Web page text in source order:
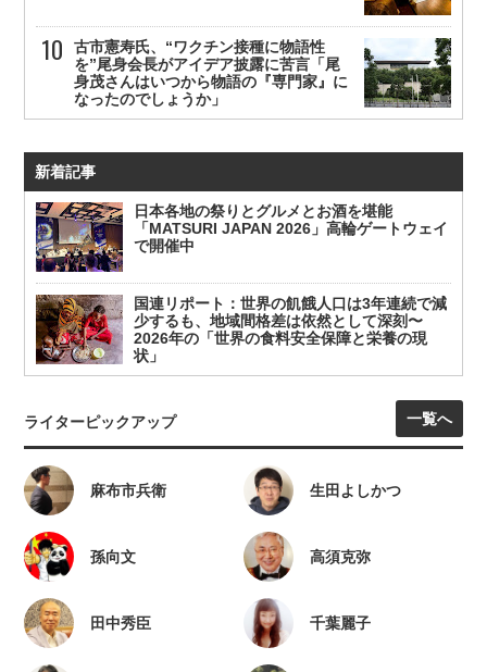
古市憲寿氏、“ワクチン接種に物語性
を”尾身会長がアイデア披露に苦言「尾
身茂さんはいつから物語の『専門家』に
なったのでしょうか」
新着記事
日本各地の祭りとグルメとお酒を堪能
「MATSURI JAPAN 2026」高輪ゲートウェイ
で開催中
国連リポート：世界の飢餓人口は3年連続で減
少するも、地域間格差は依然として深刻〜
2026年の「世界の食料安全保障と栄養の現
状」
ライターピックアップ 一覧へ
麻布市兵衛 生田よしかつ
孫向文 高須克弥
田中秀臣 千葉麗子